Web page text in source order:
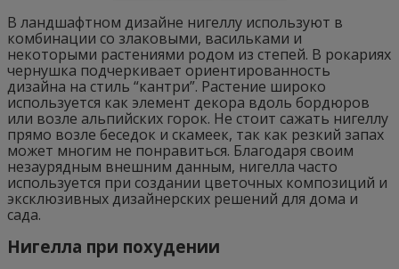
В ландшафтном дизайне нигеллу используют в
комбинации со злаковыми, васильками и
некоторыми растениями родом из степей. В рокариях
чернушка подчеркивает ориентированность
дизайна на стиль “кантри”. Растение широко
используется как элемент декора вдоль бордюров
или возле альпийских горок. Не стоит сажать нигеллу
прямо возле беседок и скамеек, так как резкий запах
может многим не понравиться. Благодаря своим
незаурядным внешним данным, нигелла часто
используется при создании цветочных композиций и
эксклюзивных дизайнерских решений для дома и
сада.
Нигелла при похудении